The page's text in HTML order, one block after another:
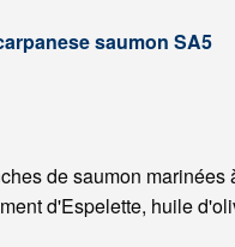
saumon SA5
de saumon marinées
d'Espelette, huile